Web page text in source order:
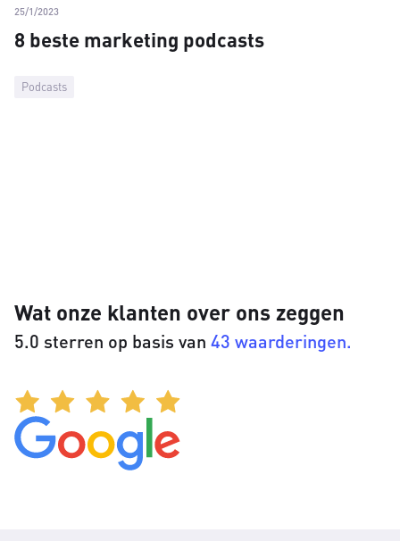
Podcasts
25/1/2023
8 beste marketing podcasts
Wat onze klanten over ons zeggen
5.0 sterren op basis van 43 waarderingen.